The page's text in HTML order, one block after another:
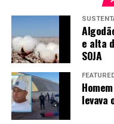
melhor. Trabalhar com
remuneração é muito
e alta
SOJA
levava